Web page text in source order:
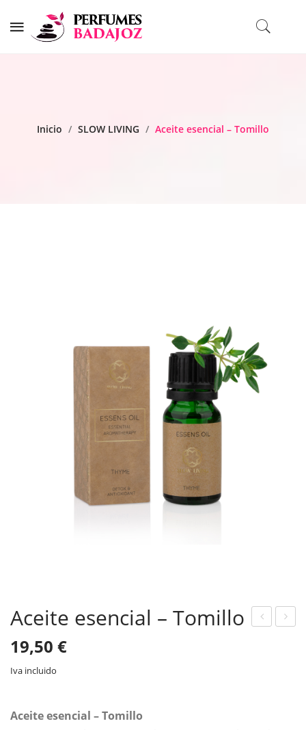
Inicio / SLOW LIVING / Aceite esencial – Tomillo
Aceite esencial – Tomillo
19,50 €
Iva incluido
Aceite esencial – Tomillo